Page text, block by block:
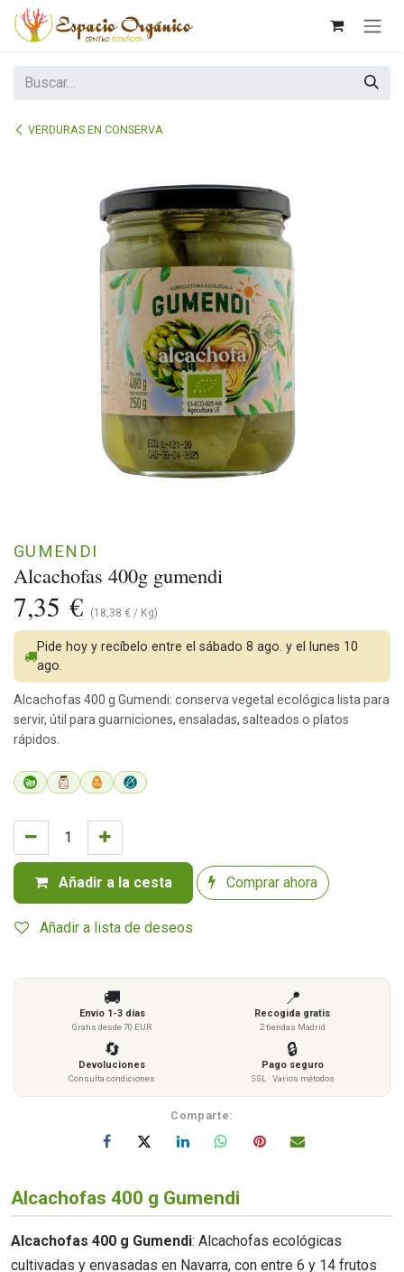
Ir al contenido
VERDURAS EN CONSERVA
Alcachofas 400g gumendi
GUMENDI
7,35 € (18,38 € / Kg)
Añadir a la cesta Comprar ahora
Añadir a lista de deseos
Pide hoy y recíbelo entre el sábado 8 ago. y el lunes 10
ago.
Alcachofas 400 g Gumendi: conserva vegetal ecológica lista para
servir, útil para guarniciones, ensaladas, salteados o platos
rápidos.
🚚
Envío 1-3 días
Gratis desde 70 EUR
📍
Recogida gratis
2 tiendas Madrid
🔄
Devoluciones
Consulta condiciones
🔒
Pago seguro
SSL · Varios métodos
Comparte:
Alcachofas 400 g Gumendi
Alcachofas 400 g Gumendi: Alcachofas ecológicas
cultivadas y envasadas en Navarra, con entre 6 y 14 frutos